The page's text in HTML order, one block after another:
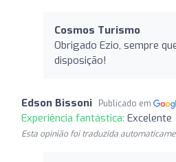
Cosmos Turismo
Obrigado Ezio, sempre
disposição!
Edson Bissoni Publicado em
Experiência fantástica: Excelente
Esta opinião foi traduzida